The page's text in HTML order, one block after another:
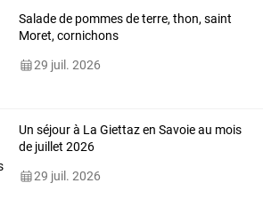
Salade de pommes de terre, thon, saint
Moret, cornichons
29 juil. 2026
Un séjour à La Giettaz en Savoie au mois
de juillet 2026
29 juil. 2026